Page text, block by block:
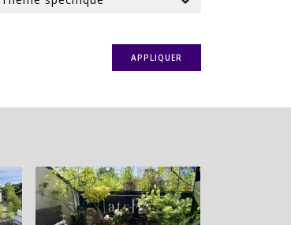
APPLIQUER